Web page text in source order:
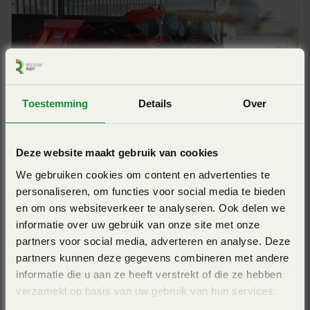
Toestemming Details Over
Deze website maakt gebruik van cookies
We gebruiken cookies om content en advertenties te
personaliseren, om functies voor social media te bieden
en om ons websiteverkeer te analyseren. Ook delen we
informatie over uw gebruik van onze site met onze
partners voor social media, adverteren en analyse. Deze
partners kunnen deze gegevens combineren met andere
informatie die u aan ze heeft verstrekt of die ze hebben
verzameld op basis van uw gebruik van hun services.
vliegwieleffect van de turbine) en de flexibiliteit van de
hydraulische aandrijving. Speciaal van belang bij het
De POLYDRIVE®-aandrijving een krachtige aandrijving
doseerwals is onafhankelijk van de aandrijving van de
voor de wals.
De hydrauliek ontkoppeld zeer gelijkmatig bij het
inschakelen van de doseerwals of bij het onderbreken
van het instrooien.
Bedieningsfouten zijn uitgesloten, omdat de
bodemketting alleen draait als de doseerwals
ingeschakeld is. De bodemketting blijft bij stagnatie in
de doseerwals gelijk stil staan.
KUHN PRIMOR 3570 M
Getrokken - POLYDRIVE-systeem - inhoud 3,5m³
View